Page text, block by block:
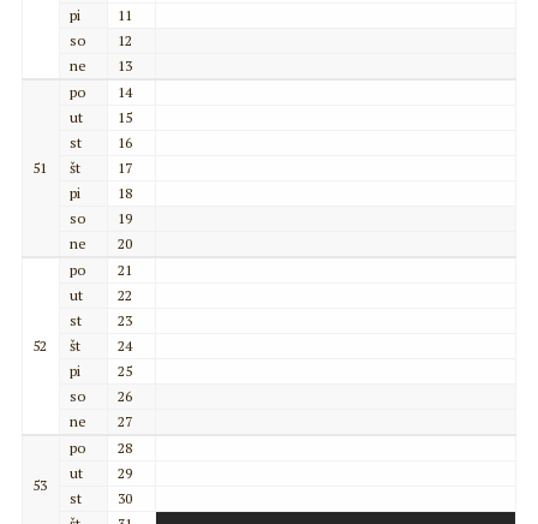
pi
11
so
12
ne
13
51
po
14
ut
15
st
16
št
17
pi
18
so
19
ne
20
52
po
21
ut
22
st
23
št
24
pi
25
so
26
ne
27
53
po
28
ut
29
st
30